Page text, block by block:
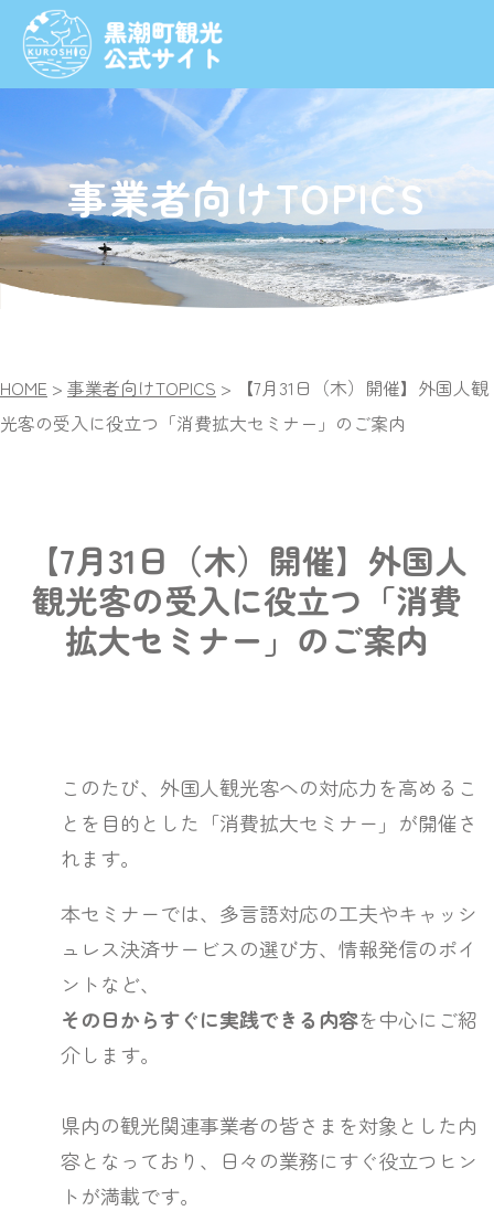
事業者向けTOPICS
HOME > 事業者向けTOPICS >
【7月31日（木）開催】外国人観
光客の受入に役立つ「消費拡大セミナー」のご案内
【7月31日（木）開催】外国人
観光客の受入に役立つ「消費
拡大セミナー」のご案内
このたび、外国人観光客への対応力を高めるこ
とを目的とした「消費拡大セミナー」が開催さ
れます。
本セミナーでは、多言語対応の工夫やキャッシ
ュレス決済サービスの選び方、情報発信のポイ
ントなど、
その日からすぐに実践できる内容を中心にご紹
介します。
県内の観光関連事業者の皆さまを対象とした内
容となっており、日々の業務にすぐ役立つヒン
トが満載です。